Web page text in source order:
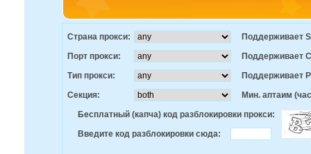
Страна прокси:
Поддерживает
Порт прокси:
Поддерживает
Тип прокси:
Поддерживает
Секция:
Мин. аптаим
Бесплатный (капча) код разблокировки прокси:
Введите код разблокировки сюда: